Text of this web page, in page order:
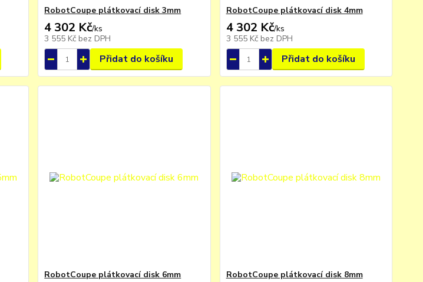
RobotCoupe plátkovací disk 3mm
4 302 Kč/ks
3 555 Kč bez DPH
Přidat do košíku
RobotCoupe plátkovací disk 4mm
4 302 Kč/ks
3 555 Kč bez DPH
Přidat do košíku
RobotCoupe plátkovací disk 6mm RobotCoupe plátkovací disk 8mm